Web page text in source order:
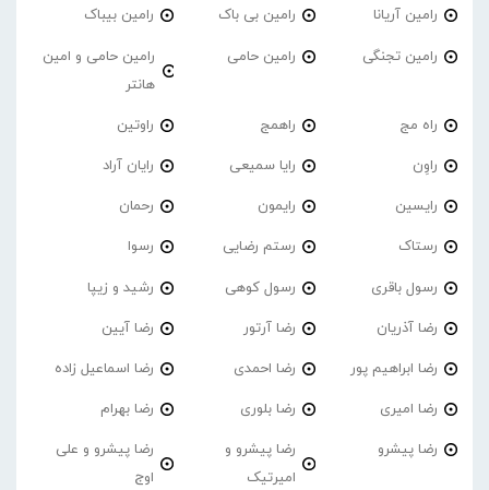
رامین آریانا رامین بی باک رامین بیباک
رامین تجنگی رامین حامی
رامین حامی و امین
هانتر
راه مج راهمج راوتین
راوِن رایا سمیعی رایان آراد
رایسین رایمون رحمان
رستاک رستم رضایی رسوا
رسول باقری رسول کوهی رشید و زیپا
رضا آذریان رضا آرتور رضا آیین
رضا ابراهیم پور رضا احمدی رضا اسماعیل زاده
رضا امیری رضا بلوری رضا بهرام
رضا پیشرو
رضا پیشرو و
امیرتیک
رضا پیشرو و علی
اوج